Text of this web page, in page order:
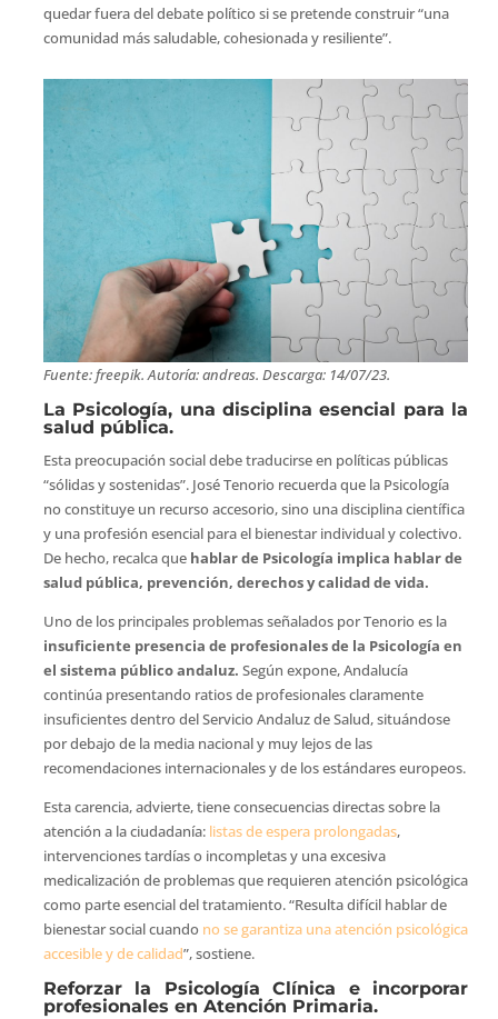
quedar fuera del debate político si se pretende construir “una
comunidad más saludable, cohesionada y resiliente”.
Fuente: freepik. Autoría: andreas. Descarga: 14/07/23.
La Psicología, una disciplina esencial para la
salud pública.
Esta preocupación social debe traducirse en políticas públicas
“sólidas y sostenidas”. José Tenorio recuerda que la Psicología
no constituye un recurso accesorio, sino una disciplina científica
y una profesión esencial para el bienestar individual y colectivo.
De hecho, recalca que hablar de Psicología implica hablar de
salud pública, prevención, derechos y calidad de vida.
Uno de los principales problemas señalados por Tenorio es la
insuficiente presencia de profesionales de la Psicología en
el sistema público andaluz. Según expone, Andalucía
continúa presentando ratios de profesionales claramente
insuficientes dentro del Servicio Andaluz de Salud, situándose
por debajo de la media nacional y muy lejos de las
recomendaciones internacionales y de los estándares europeos.
Esta carencia, advierte, tiene consecuencias directas sobre la
atención a la ciudadanía: listas de espera prolongadas,
intervenciones tardías o incompletas y una excesiva
medicalización de problemas que requieren atención psicológica
como parte esencial del tratamiento. “Resulta difícil hablar de
bienestar social cuando no se garantiza una atención psicológica
accesible y de calidad”, sostiene.
Reforzar la Psicología Clínica e incorporar
profesionales en Atención Primaria.